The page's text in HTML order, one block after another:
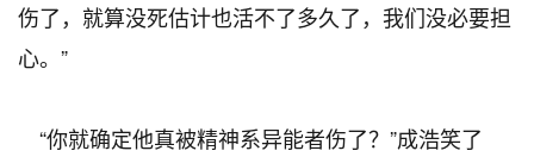
伤了，就算没死估计也活不了多久了，我们没必要担
心。”
“你就确定他真被精神系异能者伤了？”成浩笑了